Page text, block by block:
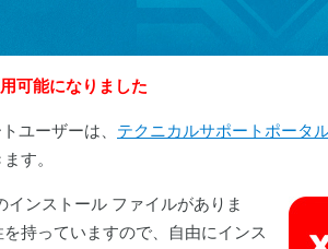
可能になりました
ユーザーは、 テクニカルサポートポータ
す。
インストール ファイルがありま
持っていますので、自由にインス